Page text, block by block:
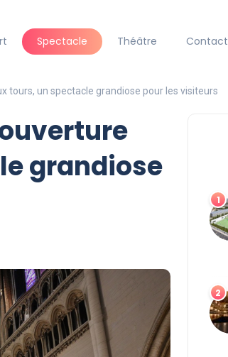
Spectacle Théâtre Contact
tours, un spectacle grandiose pour les visiteurs
grandiose